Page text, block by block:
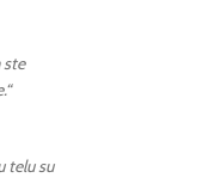
ste
telu su